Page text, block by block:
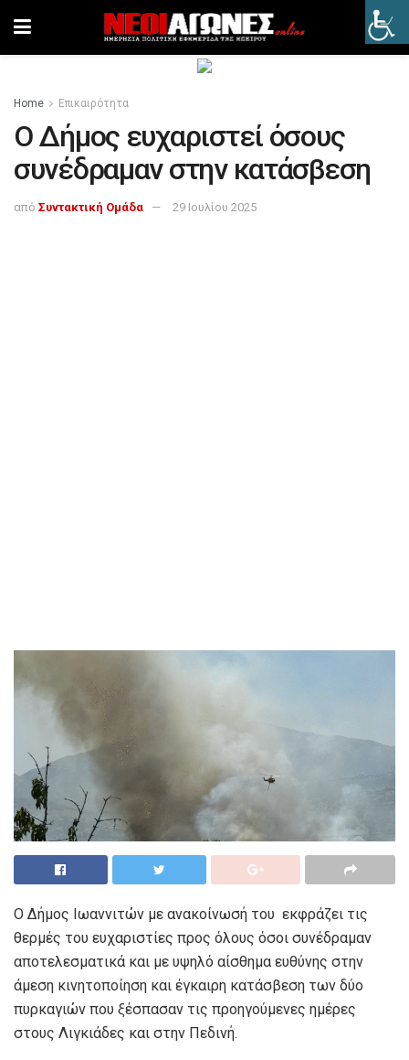
Home Επικαιρότητα
Ο Δήμος ευχαριστεί όσους
συνέδραμαν στην κατάσβεση
από Συντακτική Ομάδα 29 Ιουλίου 2025
Ο Δήμος Ιωαννιτών με ανακοίνωσή του εκφράζει τις
θερμές του ευχαριστίες προς όλους όσοι συνέδραμαν
αποτελεσματικά και με υψηλό αίσθημα ευθύνης στην
άμεση κινητοποίηση και έγκαιρη κατάσβεση των δύο
πυρκαγιών που ξέσπασαν τις προηγούμενες ημέρες
στους Λιγκιάδες και στην Πεδινή.